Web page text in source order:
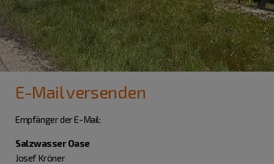
E-Mail versenden
Empfänger der E-Mail:
Salzwasser Oase
Josef Kröner